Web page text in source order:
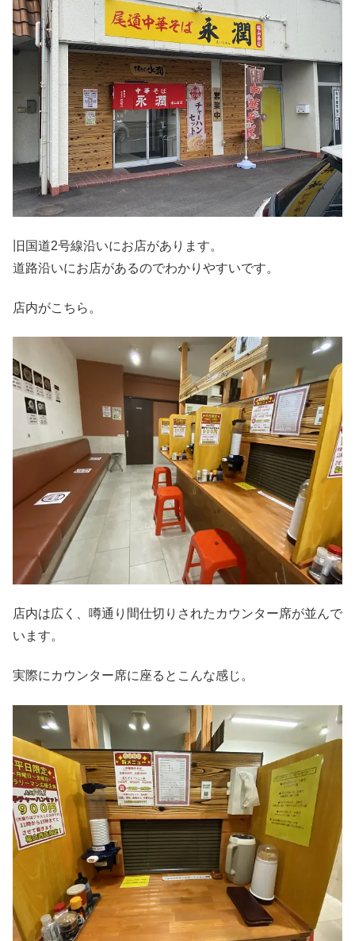
旧国道2号線沿いにお店があります。
道路沿いにお店があるのでわかりやすいです。
店内がこちら。
店内は広く、噂通り間仕切りされたカウンター席が並んで
います。
実際にカウンター席に座るとこんな感じ。